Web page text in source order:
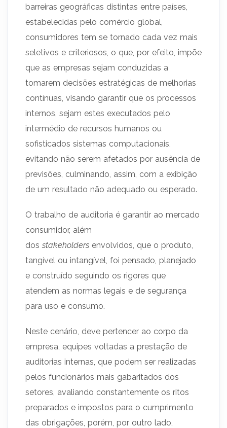
barreiras geográficas distintas entre países,
estabelecidas pelo comércio global,
consumidores tem se tornado cada vez mais
seletivos e criteriosos, o que, por efeito, impõe
que as empresas sejam conduzidas a
tomarem decisões estratégicas de melhorias
contínuas, visando garantir que os processos
internos, sejam estes executados pelo
intermédio de recursos humanos ou
sofisticados sistemas computacionais,
evitando não serem afetados por ausência de
previsões, culminando, assim, com a exibição
de um resultado não adequado ou esperado.
O trabalho de auditoria é garantir ao mercado
consumidor, além
dos stakeholders envolvidos, que o produto,
tangível ou intangível, foi pensado, planejado
e construído seguindo os rigores que
atendem as normas legais e de segurança
para uso e consumo.
Neste cenário, deve pertencer ao corpo da
empresa, equipes voltadas a prestação de
auditorias internas, que podem ser realizadas
pelos funcionários mais gabaritados dos
setores, avaliando constantemente os ritos
preparados e impostos para o cumprimento
das obrigações, porém, por outro lado,